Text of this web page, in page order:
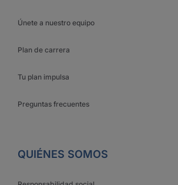
Únete a nuestro equipo
Plan de carrera
Tu plan impulsa
Preguntas frecuentes
QUIÉNES SOMOS